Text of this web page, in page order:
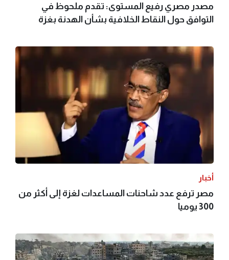
مصدر مصري رفيع المستوى: تقدم ملحوظ في
التوافق حول النقاط الخلافية بشأن الهدنة بغزة
أخبار
مصر ترفع عدد شاحنات المساعدات لغزة إلى أكثر من
300 يوميا